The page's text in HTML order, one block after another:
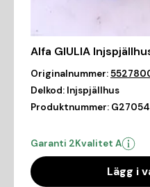
Alfa GIULIA
Originalnummer:
Delkod: Injspjällhus
Produktnummer:
Garanti 2Kvalitet A
Lägg i